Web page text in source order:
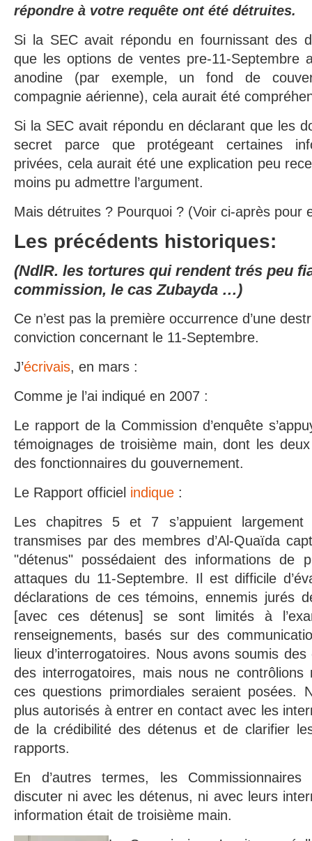
répondre à votre requête ont été détruites.
Si la SEC avait répondu en fournissant des
que les options de ventes pre-11-Septembre
anodine (par exemple, un fond de
compagnie aérienne), cela aurait été
Si la SEC avait répondu en déclarant que les
secret parce que protégeant certaines
privées, cela aurait été une explication peu
moins pu admettre l’argument.
Mais détruites ? Pourquoi ? (Voir ci-après pour
Les précédents historiques:
(NdlR. les tortures qui rendent trés peu
commission, le cas Zubayda …)
Ce n’est pas la première occurrence d’une
conviction concernant le 11-Septembre.
J’écrivais, en mars :
Comme je l’ai indiqué en 2007 :
Le rapport de la Commission d’enquête
témoignages de troisième main, dont les
des fonctionnaires du gouvernement.
Le Rapport officiel indique :
Les chapitres 5 et 7 s’appuient largement
transmises par des membres d’Al-Quaïda
"détenus" possédaient des informations de
attaques du 11-Septembre. Il est difficile
déclarations de ces témoins, ennemis jurés
[avec ces détenus] se sont limités à
renseignements, basés sur des
lieux d’interrogatoires. Nous avons soumis
des interrogatoires, mais nous ne
ces questions primordiales seraient posées.
plus autorisés à entrer en contact avec les
de la crédibilité des détenus et de clarifier
rapports.
En d’autres termes, les Commissionnaires
discuter ni avec les détenus, ni avec leurs
information était de troisième main.